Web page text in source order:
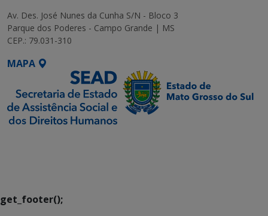
Av. Des. José Nunes da Cunha S/N - Bloco 3
Parque dos Poderes - Campo Grande | MS
CEP.: 79.031-310
MAPA
get_footer();